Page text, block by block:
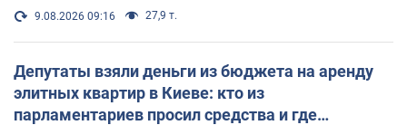
9.08.2026 09:16 27,9 т.
Депутаты взяли деньги из бюджета на аренду
элитных квартир в Киеве: кто из
парламентариев просил средства и где